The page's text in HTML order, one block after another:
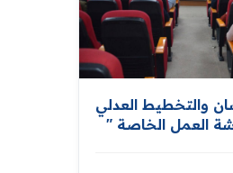
والتخطيط العدلي
العمل الخاصة "